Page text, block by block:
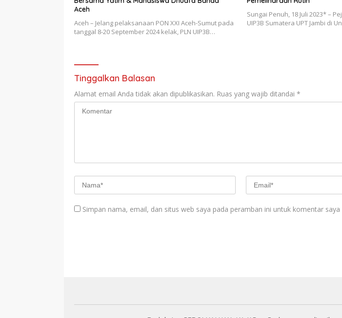
Aceh
Aceh – Jelang pelaksanaan PON XXI Aceh-Sumut pada
tanggal 8-20 September 2024 kelak, PLN UIP3B…
Sungai Penuh, 18 Juli 2023* –
UIP3B Sumatera UPT Jambi di
Tinggalkan Balasan
Alamat email Anda tidak akan dipublikasikan. Ruas yang wajib ditandai *
Simpan nama, email, dan situs web saya pada peramban ini untuk komentar saya